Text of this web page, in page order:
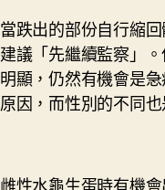
當跌出的部份自行縮
建議「先繼續監察」
明顯，仍然有機會是
原因，而性別的不同
雌性水龜生蛋時有機